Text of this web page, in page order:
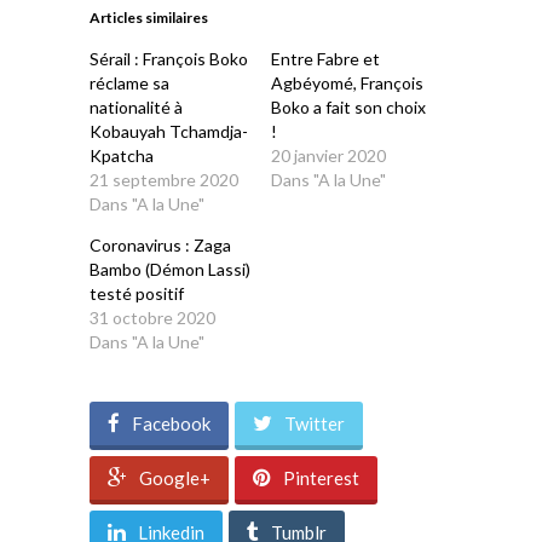
nouvellenouvelle
Articles similaires
Sérail : François Boko
réclame sa
nationalité à
Kobauyah Tchamdja-
Kpatcha
21 septembre 2020
Dans "A la Une"
Entre Fabre et
Agbéyomé, François
Boko a fait son choix
!
20 janvier 2020
Dans "A la Une"
Coronavirus : Zaga
Bambo (Démon Lassi)
testé positif
31 octobre 2020
Dans "A la Une"
Facebook Twitter
Google+ Pinterest
Linkedin Tumblr